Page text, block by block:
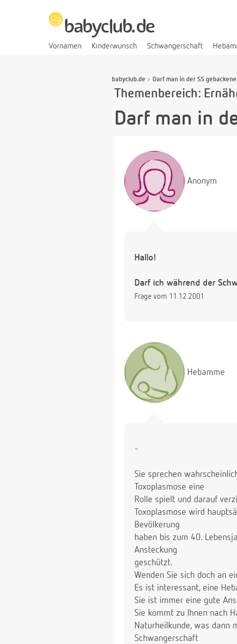
Vornamen Kinderwunsch Schwangerschaft
babyclub.de Darf man in der SS
Themenbereich:
Darf man in
Anonym
Hallo!
Darf ich während der
Frage vom 11.12.2001
Hebamme
-
Sie sprechen
Toxoplasmose eine
Rolle spielt und darauf
Toxoplasmose wird
Bevölkerung
haben bis zum 40.
Ansteckung
geschützt.
Wenden Sie sich doch an
Es ist interessant, eine
Sie ist immer eine gute
Sie kommt zu Ihnen nach
Naturheilkunde, was dann
Schwangerschaft